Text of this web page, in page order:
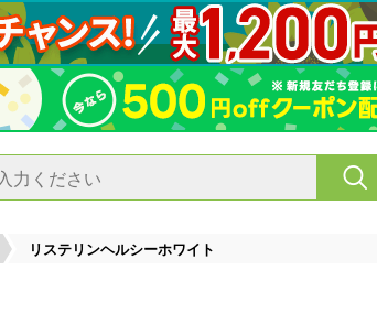
リステリンヘルシーホワイト